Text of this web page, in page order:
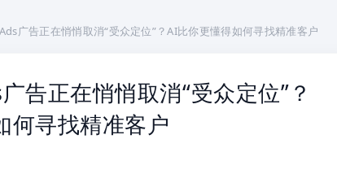
广告正在悄悄取消“受众定位”？AI比你更懂得如何寻找精准客户
告正在悄悄取消“受众定位”？
何寻找精准客户